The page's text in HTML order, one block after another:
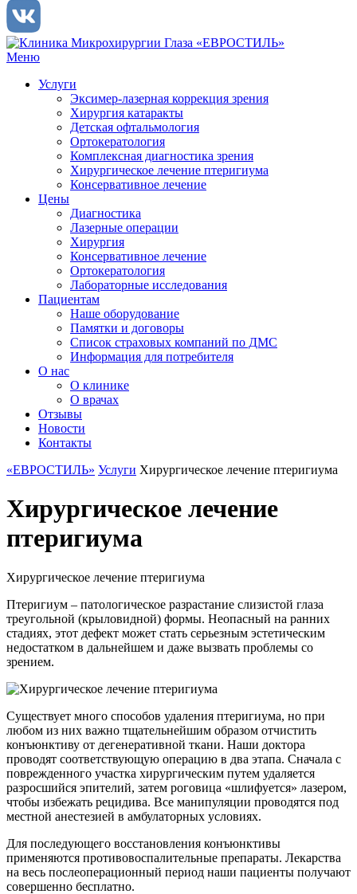
Меню
Услуги
Эксимер-лазерная коррекция зрения
Хирургия катаракты
Детская офтальмология
Ортокератология
Комплексная диагностика зрения
Хирургическое лечение птеригиума
Консервативное лечение
Цены
Диагностика
Лазерные операции
Хирургия
Консервативное лечение
Ортокератология
Лабораторные исследования
Пациентам
Наше оборудование
Памятки и договоры
Список страховых компаний по ДМС
Информация для потребителя
О нас
О клинике
О врачах
Отзывы
Новости
Контакты
«ЕВРОСТИЛЬ» Услуги Хирургическое лечение птеригиума
Хирургическое лечение
птеригиума
Хирургическое лечение птеригиума
Птеригиум – патологическое разрастание слизистой глаза
треугольной (крыловидной) формы. Неопасный на ранних
стадиях, этот дефект может стать серьезным эстетическим
недостатком в дальнейшем и даже вызвать проблемы со
зрением.
Существует много способов удаления птеригиума, но при
любом из них важно тщательнейшим образом отчистить
конъюнктиву от дегенеративной ткани. Наши доктора
проводят соответствующую операцию в два этапа. Сначала с
поврежденного участка хирургическим путем удаляется
разросшийся эпителий, затем роговица «шлифуется» лазером,
чтобы избежать рецидива. Все манипуляции проводятся под
местной анестезией в амбулаторных условиях.
Для последующего восстановления конъюнктивы
применяются противовоспалительные препараты. Лекарства
на весь послеоперационный период наши пациенты получают
совершенно бесплатно.